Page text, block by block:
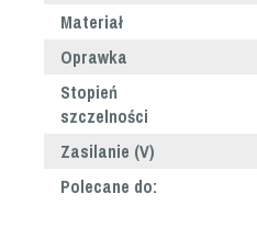
Materiał
Oprawka
Stopień
szczelności
Zasilanie (V)
Polecane do: